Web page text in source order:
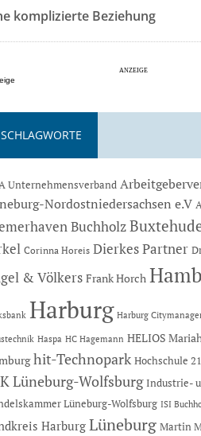
komplizierte Beziehung
SCHLAGWORTE
Unternehmensverband
Nordostniedersachsen e.V
Buchholz
Corinna Horeis Dierkes Partner
& Völkers Frank Horch
Harburg Harburg
Haspa HC Hagemann HELIOS
hit-Technopark Hochschule 21
Lüneburg-Wolfsburg Industrie-
Lüneburg-Wolfsburg ISI
Harburg Lüneburg Martin